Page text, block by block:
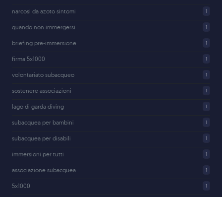
narcosi da azoto sintomi 1
quando non immergersi 1
briefing pre-immersione 1
firma 5x1000 1
volontariato subacqueo 1
sostenere associazioni 1
lago di garda diving 1
subacquea per bambini 1
subacquea per disabili 1
immersioni per tutti 1
associazione subacquea 1
5x1000 1